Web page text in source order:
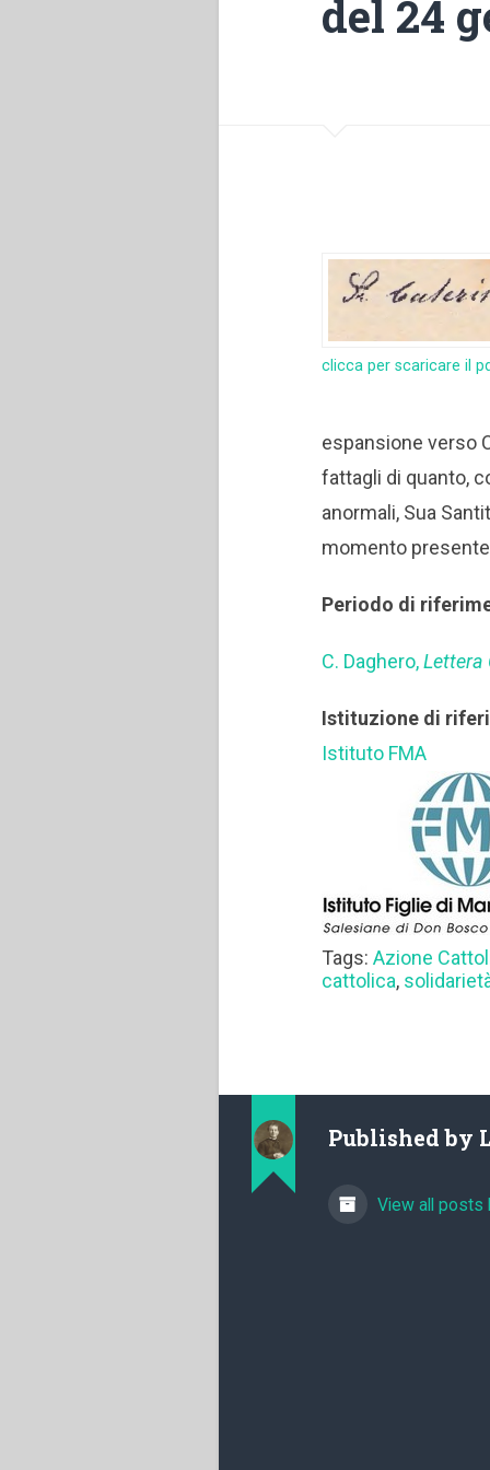
del 24
clicca per scaricare il
espansione verso
fattagli di quanto,
anormali, Sua
momento
Periodo di
C. Daghero,Lettera
Istituzione di
Istituto FMA
Tags:Azione
cattolica,
Published by
View all posts